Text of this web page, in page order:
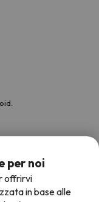
per noi
offrirvi
in base alle